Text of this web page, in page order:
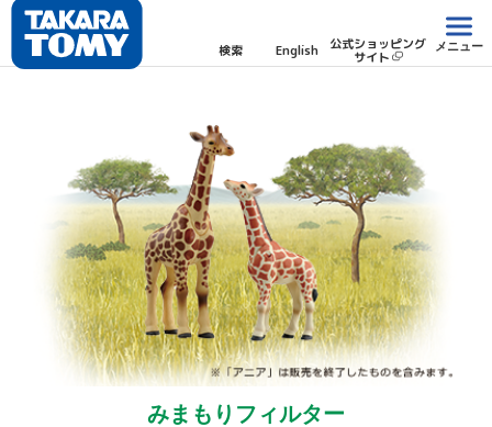
検索 English 公式ショッピング
サイト
メニュー
みまもりフィルター